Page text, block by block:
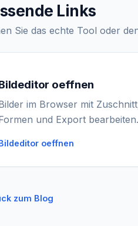
Links
Sie das echte Tool oder
oeffnen
im Browser mit
und Export bearbeiten.
oeffnen
zum Blog